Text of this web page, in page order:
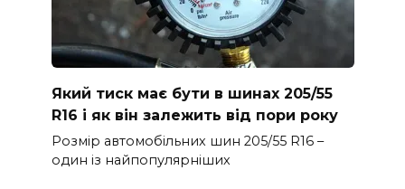
Який тиск має бути в шинах 205/55
R16 і як він залежить від пори року
Розмір автомобільних шин 205/55 R16 –
один із найпопулярніших